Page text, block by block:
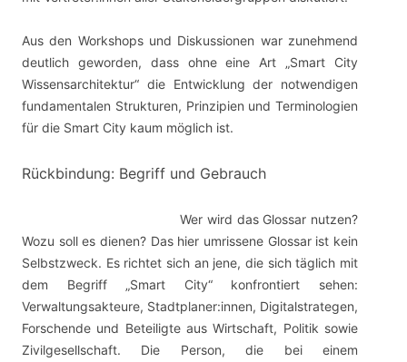
Aus den Workshops und Diskussionen war zunehmend
deutlich geworden, dass ohne eine Art „Smart City
Wissensarchitektur“ die Entwicklung der notwendigen
fundamentalen Strukturen, Prinzipien und Terminologien
für die Smart City kaum möglich ist.
Rückbindung: Begriff und Gebrauch
Wer wird das Glossar nutzen?
Wozu soll es dienen? Das hier umrissene Glossar ist kein
Selbstzweck. Es richtet sich an jene, die sich täglich mit
dem Begriff „Smart City“ konfrontiert sehen:
Verwaltungsakteure, Stadtplaner:innen, Digitalstrategen,
Forschende und Beteiligte aus Wirtschaft, Politik sowie
Zivilgesellschaft. Die Person, die bei einem